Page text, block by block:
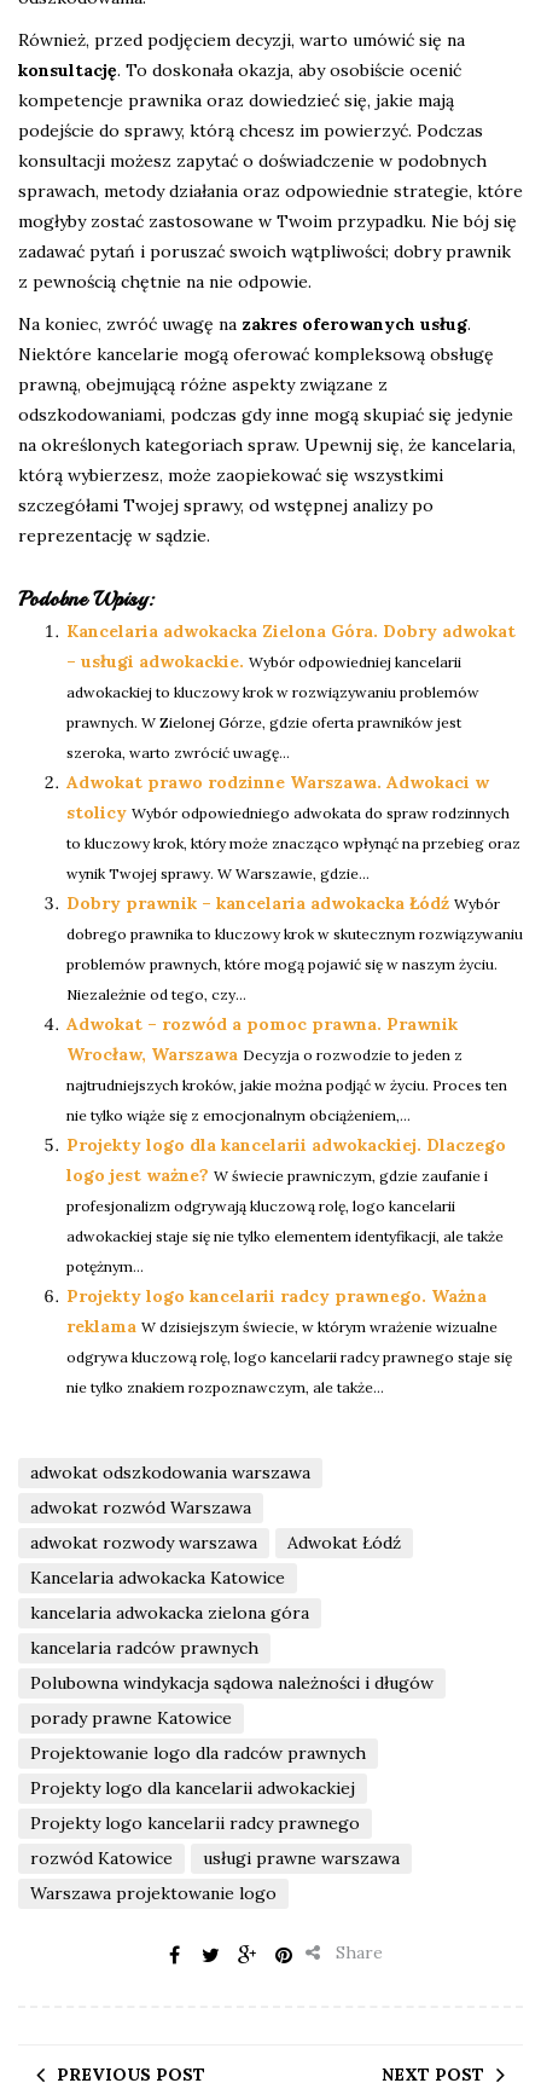
Również, przed podjęciem decyzji, warto umówić się na
konsultację. To doskonała okazja, aby osobiście ocenić
kompetencje prawnika oraz dowiedzieć się, jakie mają
podejście do sprawy, którą chcesz im powierzyć. Podczas
konsultacji możesz zapytać o doświadczenie w podobnych
sprawach, metody działania oraz odpowiednie strategie, które
mogłyby zostać zastosowane w Twoim przypadku. Nie bój się
zadawać pytań i poruszać swoich wątpliwości; dobry prawnik
z pewnością chętnie na nie odpowie.
Na koniec, zwróć uwagę na zakres oferowanych usług.
Niektóre kancelarie mogą oferować kompleksową obsługę
prawną, obejmującą różne aspekty związane z
odszkodowaniami, podczas gdy inne mogą skupiać się jedynie
na określonych kategoriach spraw. Upewnij się, że kancelaria,
którą wybierzesz, może zaopiekować się wszystkimi
szczegółami Twojej sprawy, od wstępnej analizy po
reprezentację w sądzie.
Podobne Wpisy:
Kancelaria adwokacka Zielona Góra. Dobry adwokat
– usługi adwokackie. Wybór odpowiedniej kancelarii
adwokackiej to kluczowy krok w rozwiązywaniu problemów
prawnych. W Zielonej Górze, gdzie oferta prawników jest
szeroka, warto zwrócić uwagę...
Adwokat prawo rodzinne Warszawa. Adwokaci w
stolicy Wybór odpowiedniego adwokata do spraw rodzinnych
to kluczowy krok, który może znacząco wpłynąć na przebieg oraz
wynik Twojej sprawy. W Warszawie, gdzie...
Dobry prawnik – kancelaria adwokacka Łódź Wybór
dobrego prawnika to kluczowy krok w skutecznym rozwiązywaniu
problemów prawnych, które mogą pojawić się w naszym życiu.
Niezależnie od tego, czy...
Adwokat – rozwód a pomoc prawna. Prawnik
Wrocław, Warszawa Decyzja o rozwodzie to jeden z
najtrudniejszych kroków, jakie można podjąć w życiu. Proces ten
nie tylko wiąże się z emocjonalnym obciążeniem,...
Projekty logo dla kancelarii adwokackiej. Dlaczego
logo jest ważne? W świecie prawniczym, gdzie zaufanie i
profesjonalizm odgrywają kluczową rolę, logo kancelarii
adwokackiej staje się nie tylko elementem identyfikacji, ale także
potężnym...
Projekty logo kancelarii radcy prawnego. Ważna
reklama W dzisiejszym świecie, w którym wrażenie wizualne
odgrywa kluczową rolę, logo kancelarii radcy prawnego staje się
nie tylko znakiem rozpoznawczym, ale także...
adwokat odszkodowania warszawa
adwokat rozwód Warszawa
adwokat rozwody warszawa
Adwokat Łódź
Kancelaria adwokacka Katowice
kancelaria adwokacka zielona góra
kancelaria radców prawnych
Polubowna windykacja sądowa należności i długów
porady prawne Katowice
Projektowanie logo dla radców prawnych
Projekty logo dla kancelarii adwokackiej
Projekty logo kancelarii radcy prawnego
rozwód Katowice
usługi prawne warszawa
Warszawa projektowanie logo
Share
PREVIOUS POST NEXT POST